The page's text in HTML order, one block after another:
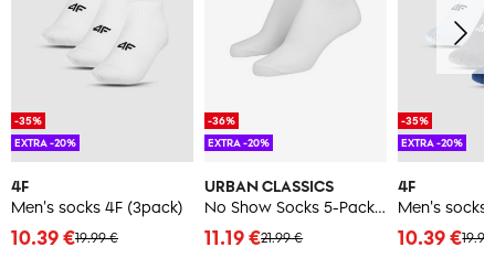
4F
Men's socks 4F (3pack)
19.99 €
10.39 €
-35%
EXTRA -20%
URBAN CLASSICS
No Show Socks 5-Pack white
21.99 €
11.19 €
-36%
EXTRA -20%
4F
Men's socks
10.39 €
-35%
EXTRA -20%